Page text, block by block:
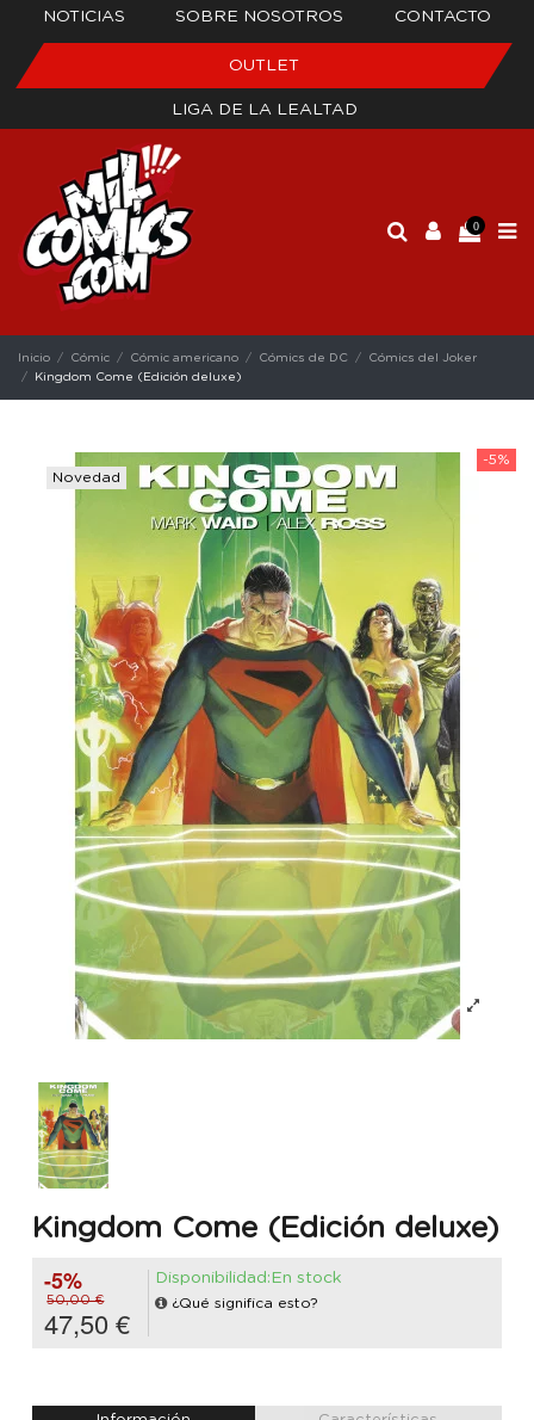
NOTICIAS SOBRE NOSOTROS CONTACTO
OUTLET
LIGA DE LA LEALTAD
0
Inicio Cómic Cómic americano Cómics de DC
Cómics del Joker
Kingdom Come (Edición deluxe)
-5%
Novedad
Kingdom Come (Edición deluxe)
-5%
50,00 €
47,50 €
Disponibilidad:En stock
¿Qué significa esto?